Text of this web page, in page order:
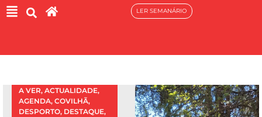
LER SEMANÁRIO
A VER, ACTUALIDADE,
AGENDA, COVILHÃ,
DESPORTO, DESTAQUE,